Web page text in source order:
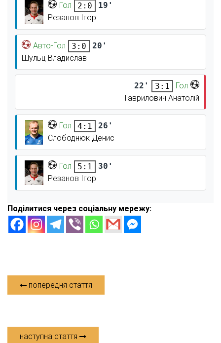
Гол 2:0
19'
Резанов Ігор
Авто-Гол 3:0
20'
Шульц Владислав
22' 3:1
Гол
Гаврилович Анатолій
Гол 4:1
26'
Слободнюк Денис
Гол 5:1
30'
Резанов Ігор
Поділитися через соціальну мережу:
попередня стаття
наступна стаття